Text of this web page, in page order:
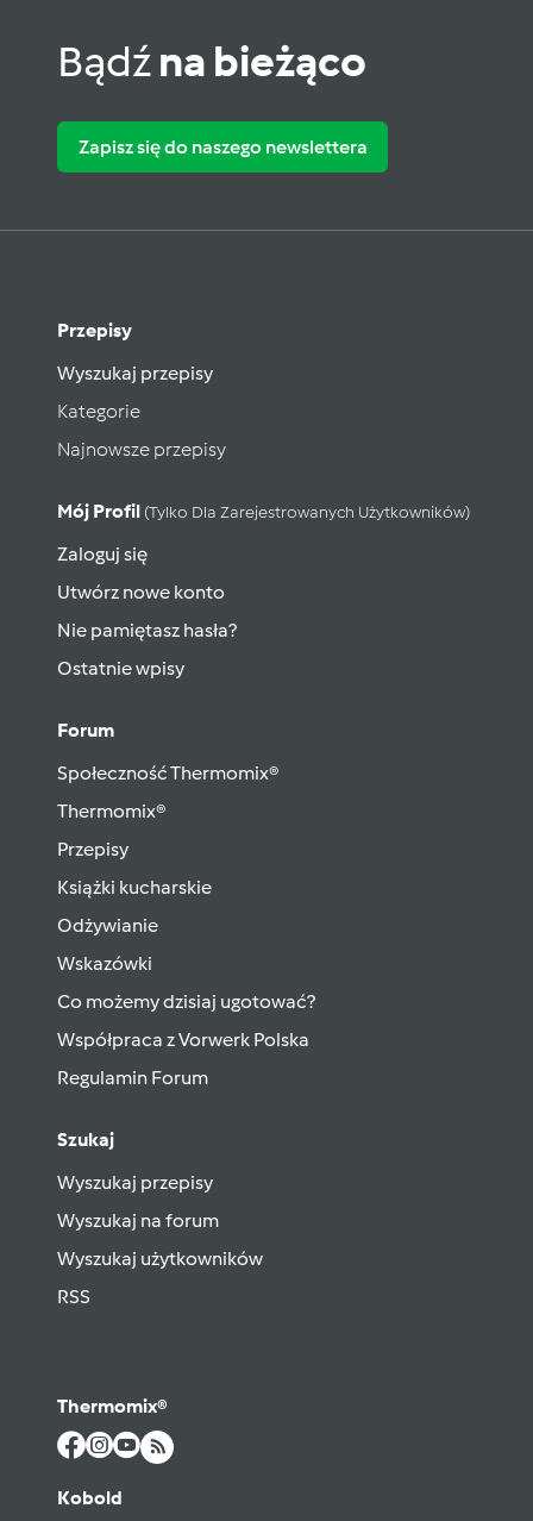
Bądźna bieżąco
Zapisz się do naszego newslettera
Przepisy
Wyszukaj przepisy
Kategorie
Najnowsze przepisy
Mój Profil (tylko Dla Zarejestrowanych Użytkowników)
Zaloguj się
Utwórz nowe konto
Nie pamiętasz hasła?
Ostatnie wpisy
Forum
Społeczność Thermomix®
Thermomix®
Przepisy
Książki kucharskie
Odżywianie
Wskazówki
Co możemy dzisiaj ugotować?
Współpraca z Vorwerk Polska
Regulamin Forum
Szukaj
Wyszukaj przepisy
Wyszukaj na forum
Wyszukaj użytkowników
RSS
Thermomix®
Kobold